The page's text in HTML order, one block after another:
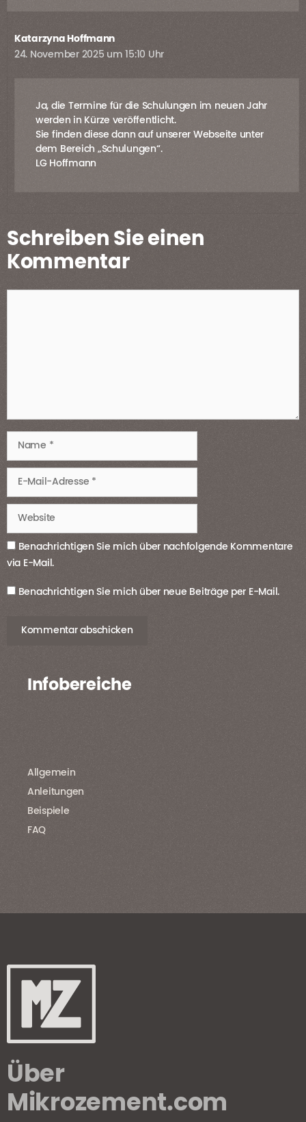
Katarzyna Hoffmann
24. November 2025 um 15:10 Uhr
Ja, die Termine für die Schulungen im neuen Jahr
werden in Kürze veröffentlicht.
Sie finden diese dann auf unserer Webseite unter
dem Bereich „Schulungen“.
LG Hoffmann
Schreiben Sie einen
Kommentar
Adresse
Benachrichtigen Sie mich über nachfolgende Kommentare
via E-Mail.
Benachrichtigen Sie mich über neue Beiträge per E-Mail.
Infobereiche
Allgemein
Anleitungen
Beispiele
FAQ
Über
Mikrozement.com